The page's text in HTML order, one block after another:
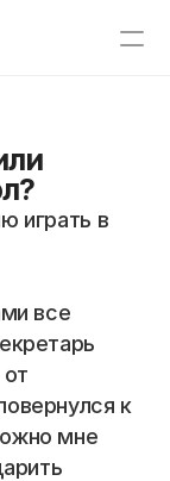
ИИ
0
играть в
все
к
мне